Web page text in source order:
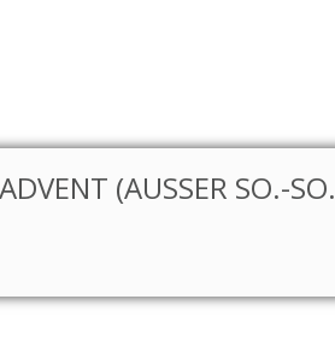
(AUSSER SO.-SO.)